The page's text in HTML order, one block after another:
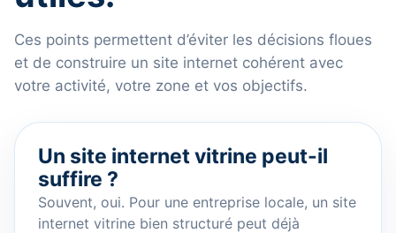
Ces points permettent d’éviter les décisions floues
et de construire un site internet cohérent avec
votre activité, votre zone et vos objectifs.
Un site internet vitrine peut-il
suffire ?
Souvent, oui. Pour une entreprise locale, un site
internet vitrine bien structuré peut déjà